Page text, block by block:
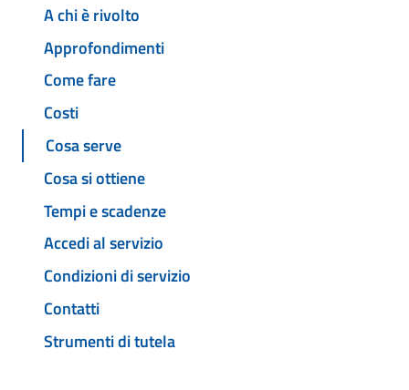
A chi è rivolto
Approfondimenti
Come fare
Costi
Cosa serve
Cosa si ottiene
Tempi e scadenze
Accedi al servizio
Condizioni di servizio
Contatti
Strumenti di tutela